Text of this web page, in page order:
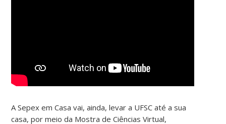
A Sepex em Casa vai, ainda, levar a UFSC até a sua
casa, por meio da Mostra de Ciências Virtual,